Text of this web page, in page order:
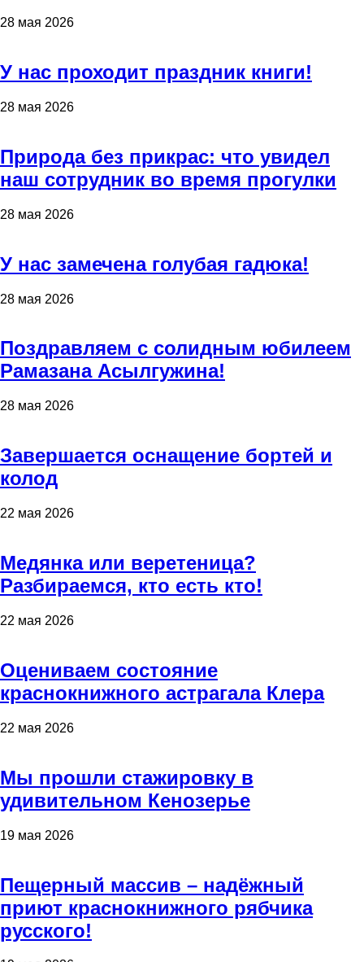
28 мая 2026
У нас проходит праздник книги!
28 мая 2026
Природа без прикрас: что увидел
наш сотрудник во время прогулки
28 мая 2026
У нас замечена голубая гадюка!
28 мая 2026
Поздравляем с солидным юбилеем
Рамазана Асылгужина!
28 мая 2026
Завершается оснащение бортей и
колод
22 мая 2026
Медянка или веретеница?
Разбираемся, кто есть кто!
22 мая 2026
Оцениваем состояние
краснокнижного астрагала Клера
22 мая 2026
Мы прошли стажировку в
удивительном Кенозерье
19 мая 2026
Пещерный массив – надёжный
приют краснокнижного рябчика
русского!